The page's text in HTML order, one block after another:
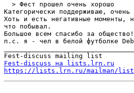
  > Фест прошел очень хорошо
Категорически поддерживаю, очень
Хоть и есть негативные
что побывал.
Большое всем спасибо за общество!
п.с. я - чел в белой футболке
Fest-discuss на lists.lrn.ru
https://lists.lrn.ru/mailman/